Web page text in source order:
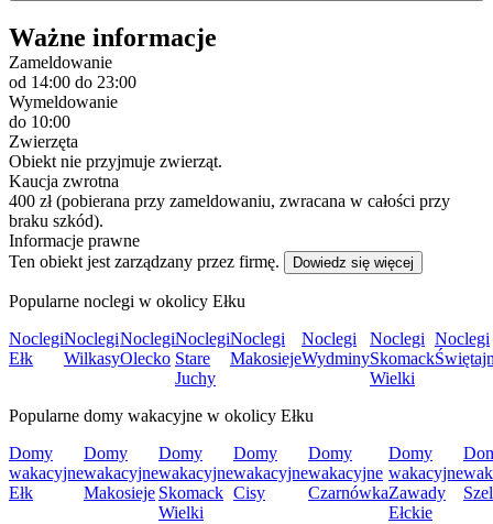
Ważne informacje
Zameldowanie
od 14:00 do 23:00
Wymeldowanie
do 10:00
Zwierzęta
Obiekt nie przyjmuje zwierząt.
Kaucja zwrotna
400 zł (pobierana przy zameldowaniu, zwracana w całości przy
braku szkód).
Informacje prawne
Ten obiekt jest zarządzany przez firmę.
Dowiedz się więcej
Popularne noclegi w okolicy Ełku
Noclegi
Ełk
Noclegi
Wilkasy
Noclegi
Olecko
Noclegi
Stare
Juchy
Noclegi
Makosieje
Noclegi
Wydminy
Noclegi
Skomack
Wielki
Noclegi
Popularne domy wakacyjne w okolicy Ełku
Domy
wakacyjne
Ełk
Domy
wakacyjne
Makosieje
Domy
wakacyjne
Skomack
Wielki
Domy
wakacyjne
Cisy
Domy
wakacyjne
Czarnówka
Domy
wakacyjne
Zawady
Ełckie